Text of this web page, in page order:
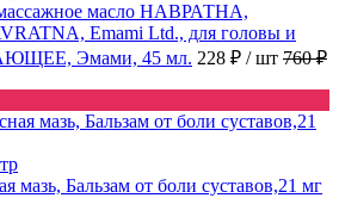
масло НАВРАТНА,
Emami Ltd., для головы и
Эмами, 45 мл. 228 ₽ / шт 760 ₽
мазь, Бальзам от боли суставов,21 мг